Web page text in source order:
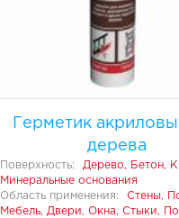
Герметик
дерева
Поверхность:
Дерево, Бетон,
Минеральные основания
Область применения:
Стены,
Мебель, Двери, Окна, Стыки,